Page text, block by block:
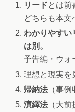
リードとは前
どちらも本文
わかりやすい
は別。
予告編・ウォ
理想と現実を
帰納法 （事
演繹法 （大